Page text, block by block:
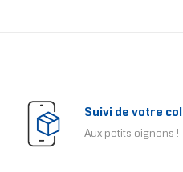
Suivi de votre
Aux petits oignons !